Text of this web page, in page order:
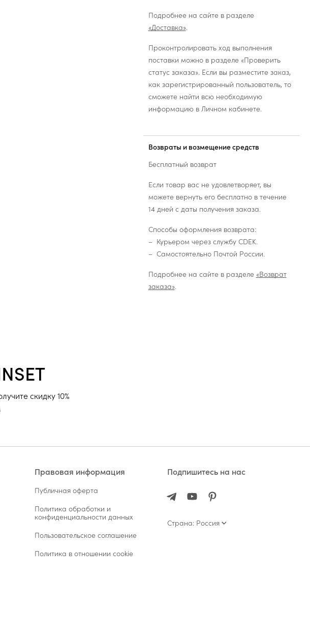
Подробнее на сайте в разделе
«Доставка».
Проконтролировать ход выполнения
поставки можно в разделе «Проверить
статус заказа». Если вы разместите заказ,
как зарегистрированный пользователь, то
сможете найти всю необходимую
информацию в Личном кабинете.
Возвраты и возмещение средств
Бесплатный возврат
Если товар вас не удовлетворяет, вы
можете вернуть его бесплатно в течение
14 дней с даты получения заказа.
Способы оформления возврата:
Курьером через службу CDEK.
Самостоятельно Почтой России.
Подробнее на сайте в разделе «Возврат
заказа».
скидку 10%
Правовая информация
Публичная оферта
Политика обработки и
конфиденциальности данных
Пользовательское соглашение
Политика в отношении cookie
Подпишитесь на нас
Страна: Россия